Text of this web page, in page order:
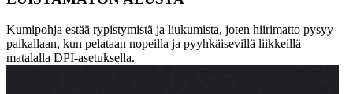
Kumipohja estää rypistymistä ja liukumista, joten hiirimatto pysyy
paikallaan, kun pelataan nopeilla ja pyyhkäisevillä liikkeillä
matalalla DPI-asetuksella.